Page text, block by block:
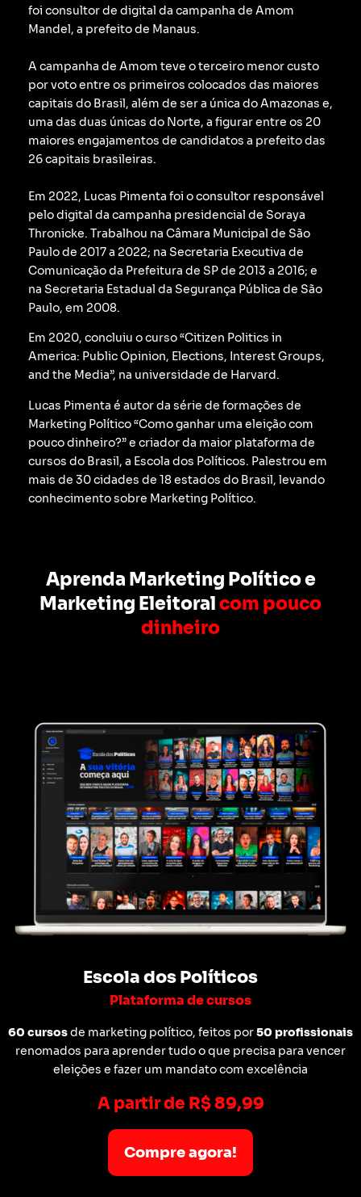
foi consultor de digital da campanha de Amom
Mandel, a prefeito de Manaus.
A campanha de Amom teve o terceiro menor custo
por voto entre os primeiros colocados das maiores
capitais do Brasil, além de ser a única do Amazonas e,
uma das duas únicas do Norte, a figurar entre os 20
maiores engajamentos de candidatos a prefeito das
26 capitais brasileiras.
Em 2022, Lucas Pimenta foi o consultor responsável
pelo digital da campanha presidencial de Soraya
Thronicke. Trabalhou na Câmara Municipal de São
Paulo de 2017 a 2022; na Secretaria Executiva de
Comunicação da Prefeitura de SP de 2013 a 2016; e
na Secretaria Estadual da Segurança Pública de São
Paulo, em 2008.
Em 2020, concluiu o curso “Citizen Politics in
America: Public Opinion, Elections, Interest Groups,
and the Media”, na universidade de Harvard.
Lucas Pimenta é autor da série de formações de
Marketing Político “Como ganhar uma eleição com
pouco dinheiro?” e criador da maior plataforma de
cursos do Brasil, a Escola dos Políticos. Palestrou em
mais de 30 cidades de 18 estados do Brasil, levando
conhecimento sobre Marketing Político.
Aprenda Marketing Político e
Marketing Eleitoral com pouco
dinheiro
Escola dos Políticos
Plataforma de cursos
60 cursosde marketing político, feitos por50 profissionais
renomados para aprender tudo o que precisa para vencer
eleições e fazer um mandato com excelência
A partir de R$ 89,99
Compre agora!